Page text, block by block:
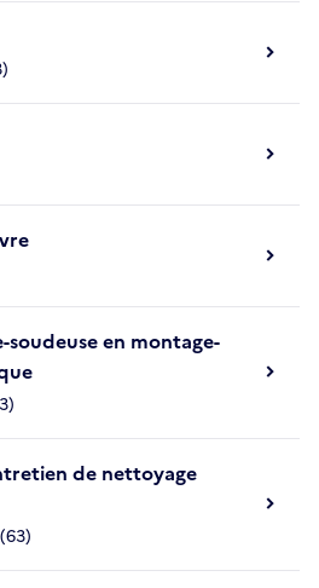
en montage-
de nettoyage